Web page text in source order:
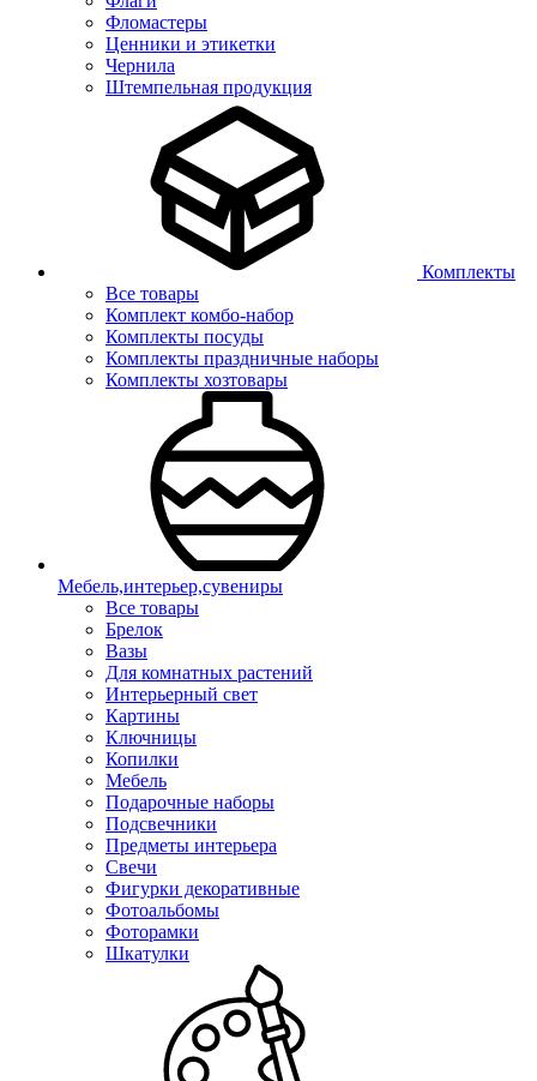
Фломастеры
Ценники и этикетки
Чернила
Штемпельная продукция
Комплекты
Все товары
Комплект комбо-набор
Комплекты посуды
Комплекты праздничные наборы
Комплекты хозтовары
Мебель,интерьер,сувениры
Все товары
Брелок
Вазы
Для комнатных растений
Интерьерный свет
Картины
Ключницы
Копилки
Мебель
Подарочные наборы
Подсвечники
Предметы интерьера
Свечи
Фигурки декоративные
Фотоальбомы
Фоторамки
Шкатулки